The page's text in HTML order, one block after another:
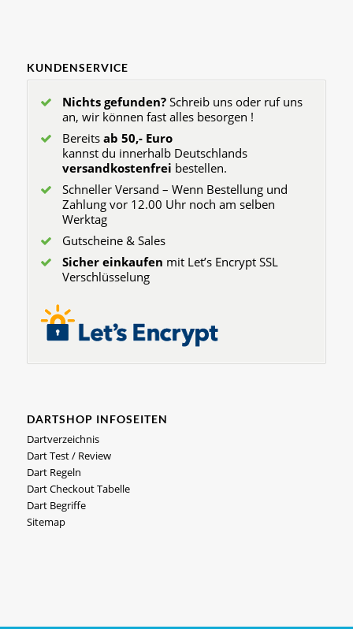
KUNDENSERVICE
Nichts gefunden?Schreib uns oder ruf uns
an, wir können fast alles besorgen !
Bereits ab 50,- Euro
kannst du innerhalb Deutschlands
versandkostenfrei bestellen.
Schneller Versand – Wenn Bestellung und
Zahlung vor 12.00 Uhr noch am selben
Werktag
Gutscheine & Sales
Sicher einkaufen mit Let’s Encrypt SSL
Verschlüsselung
DARTSHOP INFOSEITEN
Dartverzeichnis
Dart Test / Review
Dart Regeln
Dart Checkout Tabelle
Dart Begriffe
Sitemap